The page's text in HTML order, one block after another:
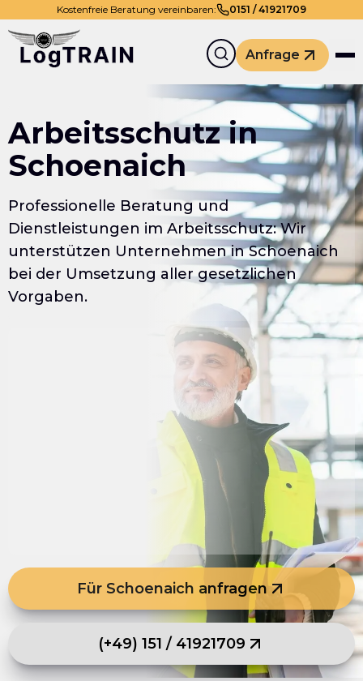
Kostenfreie Beratung vereinbaren: 0151 /41921709
Anfrage
Arbeitsschutz in
Schoenaich
Professionelle Beratung und
Dienstleistungen im Arbeitsschutz: Wir
unterstützen Unternehmen in Schoenaich
bei der Umsetzung aller gesetzlichen
Vorgaben.
Für Schoenaich anfragen
(+49) 151 / 41921709